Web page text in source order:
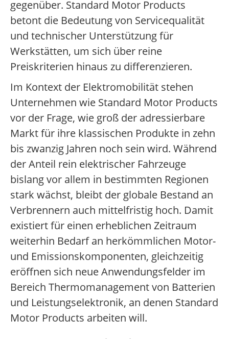
gegenüber. Standard Motor Products
betont die Bedeutung von Servicequalität
und technischer Unterstützung für
Werkstätten, um sich über reine
Preiskriterien hinaus zu differenzieren.
Im Kontext der Elektromobilität stehen
Unternehmen wie Standard Motor Products
vor der Frage, wie groß der adressierbare
Markt für ihre klassischen Produkte in zehn
bis zwanzig Jahren noch sein wird. Während
der Anteil rein elektrischer Fahrzeuge
bislang vor allem in bestimmten Regionen
stark wächst, bleibt der globale Bestand an
Verbrennern auch mittelfristig hoch. Damit
existiert für einen erheblichen Zeitraum
weiterhin Bedarf an herkömmlichen Motor-
und Emissionskomponenten, gleichzeitig
eröffnen sich neue Anwendungsfelder im
Bereich Thermomanagement von Batterien
und Leistungselektronik, an denen Standard
Motor Products arbeiten will.